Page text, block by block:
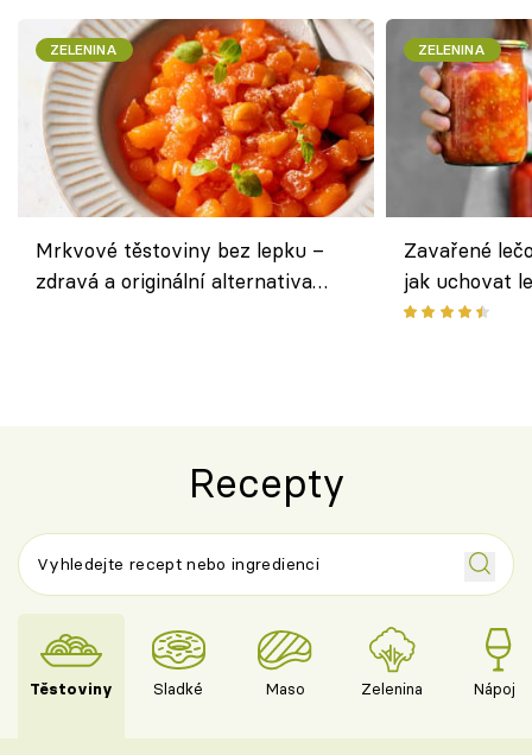
ZELENINA
Mrkvové těstoviny bez lepku –
zdravá a originální alternativa
ZELENINA
Zavařené
jak uchovat
Recepty
Těstoviny Sladké Maso Zelenina Nápoje